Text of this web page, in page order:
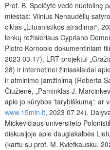
Prof. B. Speičytė vedė nuotolinę
miestas: Vilnius Nenaudėlių
ciklas „Lituanistikos atradimai“,
lenkų režisieriaus Cypriano
Piotro Kornobio dokumentiniam
2023 03 17), LRT projektui
28) ir internetinei žiniasklaidai
ir atminimo įamžinimą (Roberta
Čiužienė, „Paminklas J.
apie jo kūrybos ʻtarybiškumąʼ: ar
www.15min.lt, 2023 07 24).
Mickevičiaus universiteto
diskusijoje apie daugiakalbės
(kartu su prof. M. Kvietkausku,